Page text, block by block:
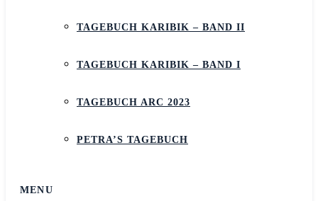
TAGEBUCH KARIBIK – BAND II
TAGEBUCH KARIBIK – BAND I
TAGEBUCH ARC 2023
PETRA’S TAGEBUCH
MENU